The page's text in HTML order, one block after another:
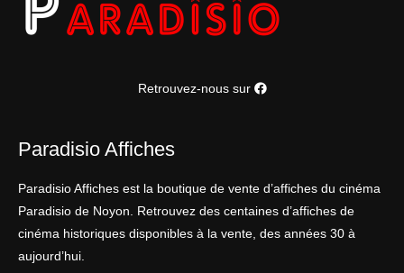
Retrouvez-nous sur
Paradisio Affiches
Paradisio Affiches est la boutique de vente d’affiches du cinéma
Paradisio de Noyon. Retrouvez des centaines d’affiches de
cinéma historiques disponibles à la vente, des années 30 à
aujourd’hui.